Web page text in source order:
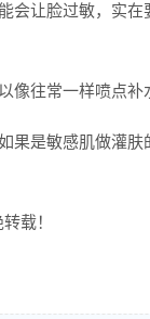
会让脸过敏，实
往常一样喷点补
是敏感肌做灌肤
载！